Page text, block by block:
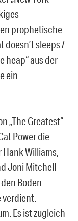
prophetische
doesn’t sleeps /
heap“ aus der
ein
„The Greatest“
Power die
Hank Williams,
Joni Mitchell
Boden
verdient.
Es ist zugleich